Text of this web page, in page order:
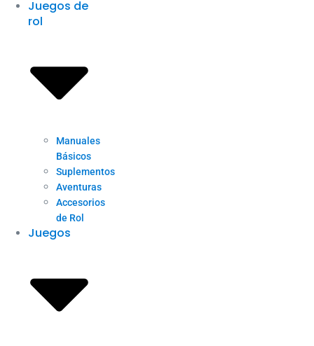
Juegos de
rol
Manuales
Básicos
Suplementos
Aventuras
Accesorios
de Rol
Juegos